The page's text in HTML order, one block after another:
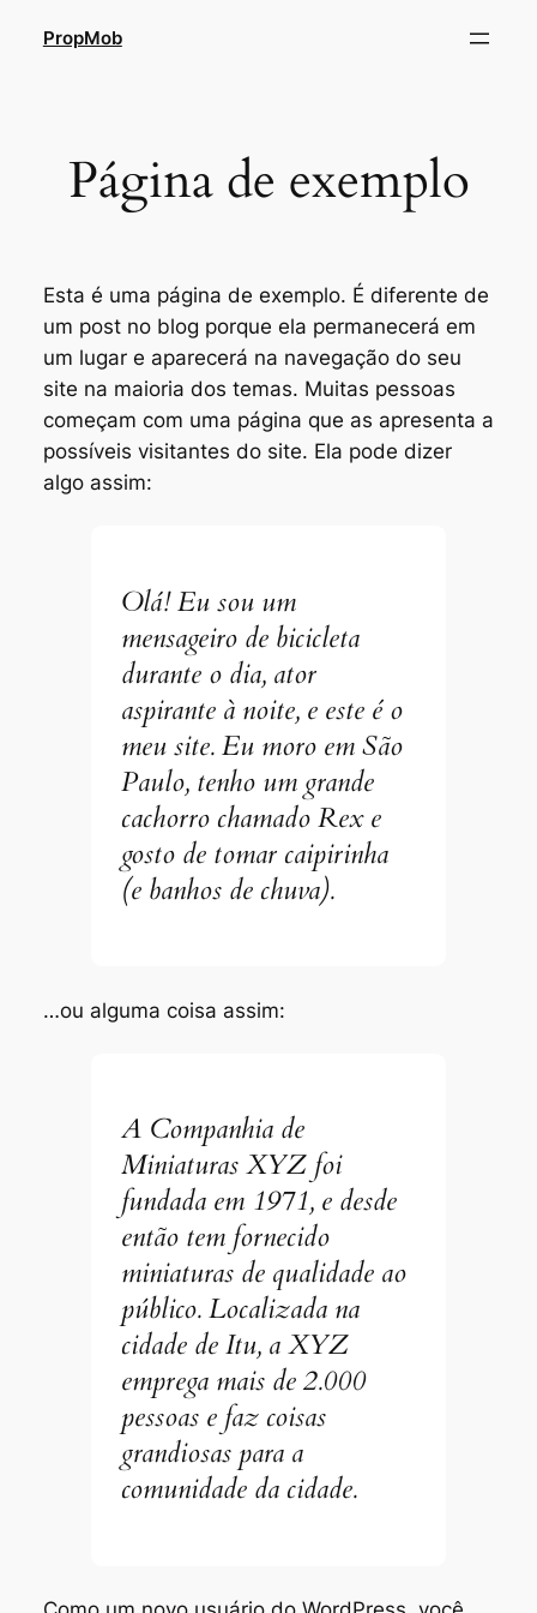
PropMob
Página de exemplo
Esta é uma página de exemplo. É diferente de
um post no blog porque ela permanecerá em
um lugar e aparecerá na navegação do seu
site na maioria dos temas. Muitas pessoas
começam com uma página que as apresenta a
possíveis visitantes do site. Ela pode dizer
algo assim:
Olá! Eu sou um
mensageiro de bicicleta
durante o dia, ator
aspirante à noite, e este é o
meu site. Eu moro em São
Paulo, tenho um grande
cachorro chamado Rex e
gosto de tomar caipirinha
(e banhos de chuva).
…ou alguma coisa assim:
A Companhia de
Miniaturas XYZ foi
fundada em 1971, e desde
então tem fornecido
miniaturas de qualidade ao
público. Localizada na
cidade de Itu, a XYZ
emprega mais de 2.000
pessoas e faz coisas
grandiosas para a
comunidade da cidade.